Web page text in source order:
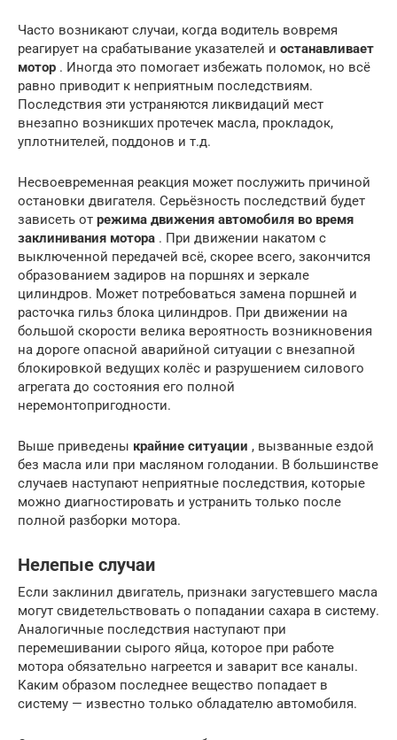
Часто возникают случаи, когда водитель вовремя
реагирует на срабатывание указателей и останавливает
мотор . Иногда это помогает избежать поломок, но всё
равно приводит к неприятным последствиям.
Последствия эти устраняются ликвидаций мест
внезапно возникших протечек масла, прокладок,
уплотнителей, поддонов и т.д.
Несвоевременная реакция может послужить причиной
остановки двигателя. Серьёзность последствий будет
зависеть от режима движения автомобиля во время
заклинивания мотора . При движении накатом с
выключенной передачей всё, скорее всего, закончится
образованием задиров на поршнях и зеркале
цилиндров. Может потребоваться замена поршней и
расточка гильз блока цилиндров. При движении на
большой скорости велика вероятность возникновения
на дороге опасной аварийной ситуации с внезапной
блокировкой ведущих колёс и разрушением силового
агрегата до состояния его полной
неремонтопригодности.
Выше приведены крайние ситуации , вызванные ездой
без масла или при масляном голодании. В большинстве
случаев наступают неприятные последствия, которые
можно диагностировать и устранить только после
полной разборки мотора.
Нелепые случаи
Если заклинил двигатель, признаки загустевшего масла
могут свидетельствовать о попадании сахара в систему.
Аналогичные последствия наступают при
перемешивании сырого яйца, которое при работе
мотора обязательно нагреется и заварит все каналы.
Каким образом последнее вещество попадает в
систему — известно только обладателю автомобиля.